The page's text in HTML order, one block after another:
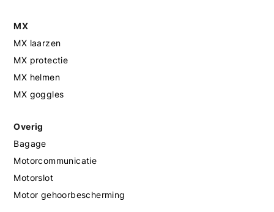
MX
MX laarzen
MX protectie
MX helmen
MX goggles
Overig
Bagage
Motorcommunicatie
Motorslot
Motor gehoorbescherming